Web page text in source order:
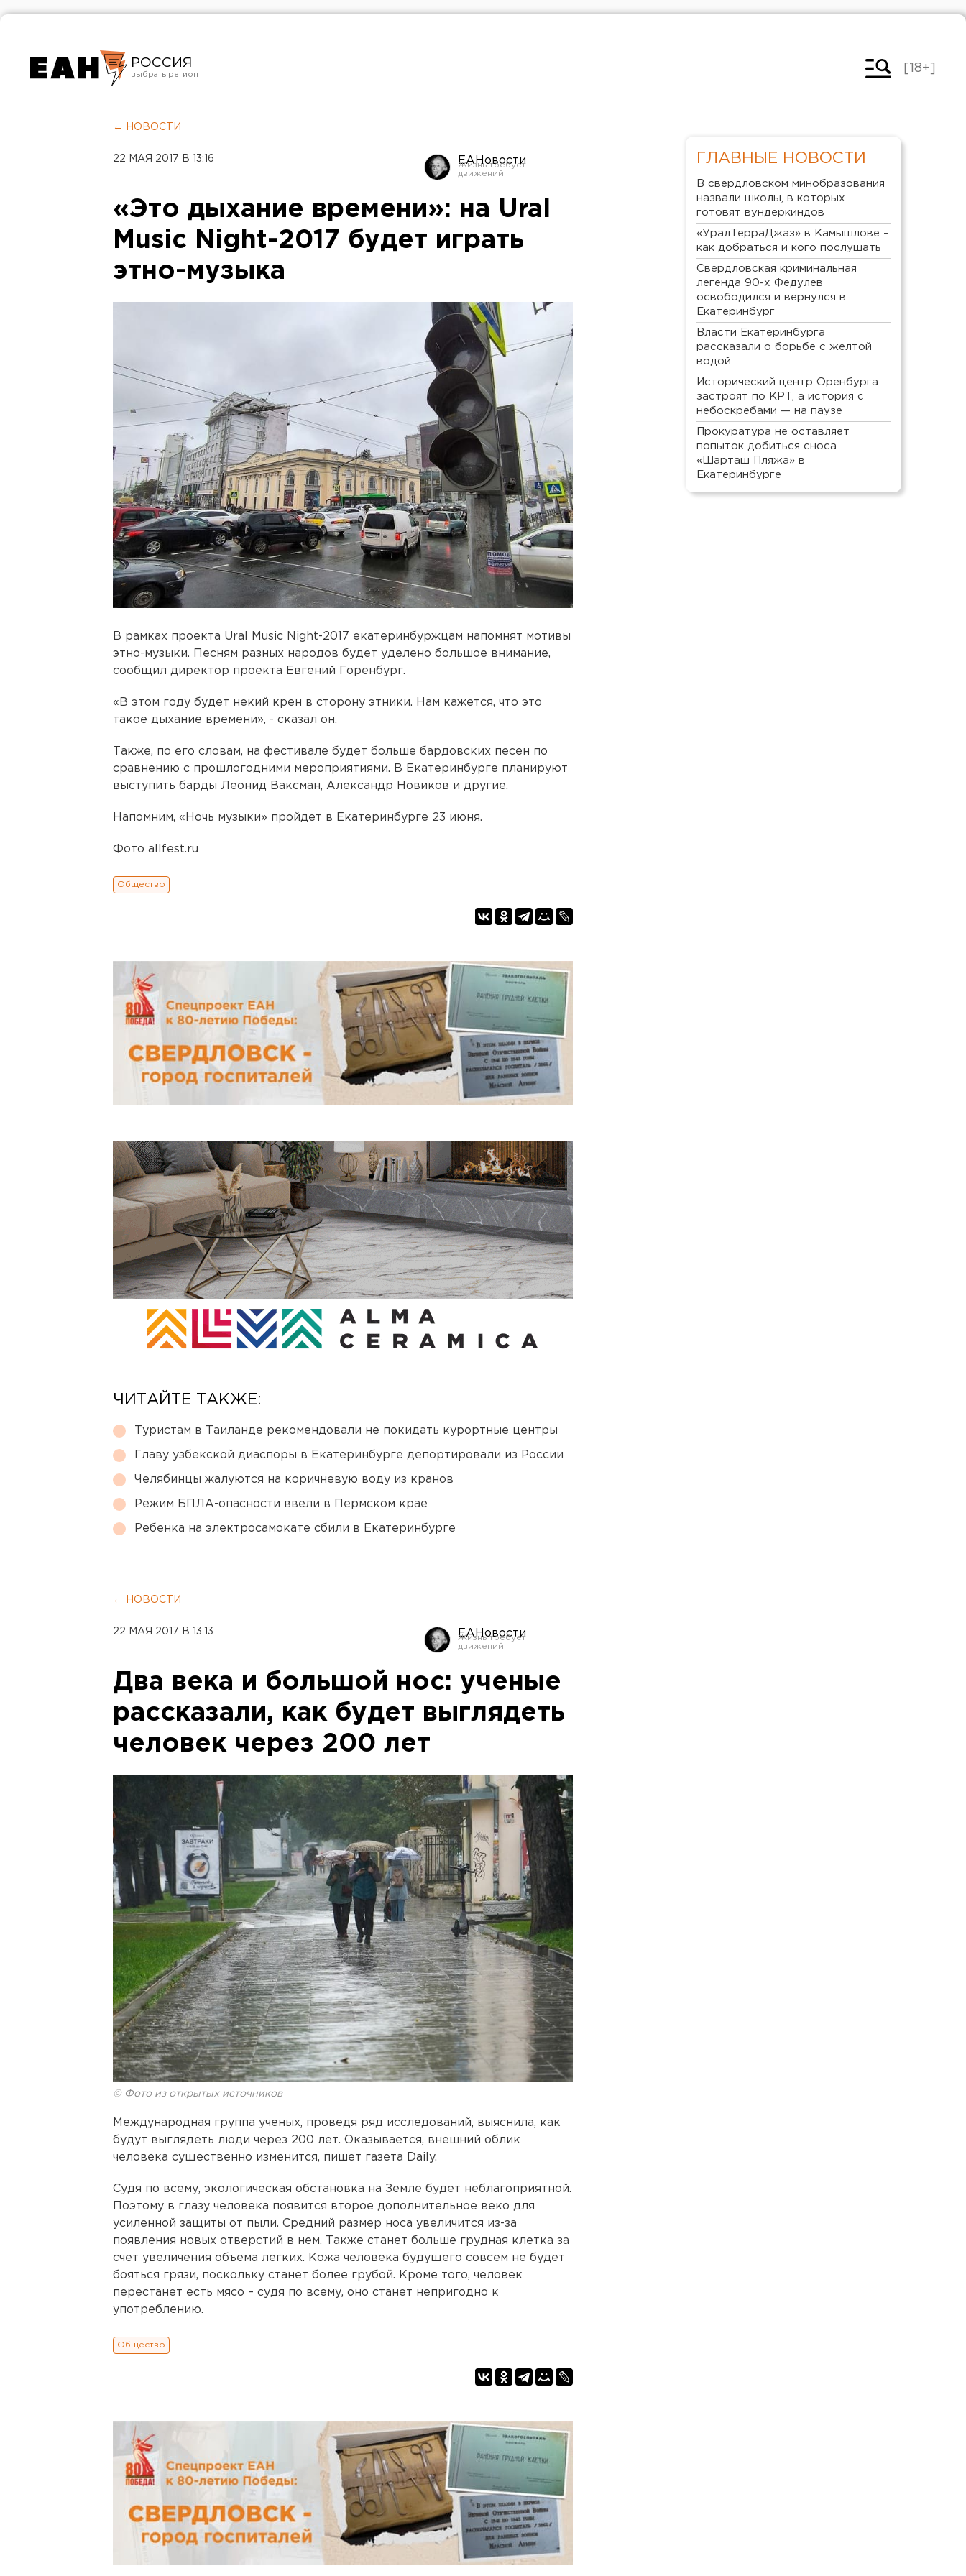
РОССИЯ
Челябинск
[18+]
← НОВОСТИ
22 МАЯ 2017 В 13:16 ЕАНовости
«Это дыхание времени»: на Ural
Music Night-2017 будет играть
этно-музыка
В рамках проекта Ural Music Night-2017 екатеринбуржцам напомнят мотивы
этно-музыки. Песням разных народов будет уделено большое внимание,
сообщил директор проекта Евгений Горенбург.
«В этом году будет некий крен в сторону этники. Нам кажется, что это
такое дыхание времени», - сказал он.
Также, по его словам, на фестивале будет больше бардовских песен по
сравнению с прошлогодними мероприятиями. В Екатеринбурге планируют
выступить барды Леонид Ваксман, Александр Новиков и другие.
Напомним, «Ночь музыки» пройдет в Екатеринбурге 23 июня.
Фото allfest.ru
Общество
ЧИТАЙТЕ ТАКЖЕ:
Туристам в Таиланде рекомендовали не покидать курортные центры
Главу узбекской диаспоры в Екатеринбурге депортировали из России
Челябинцы жалуются на коричневую воду из кранов
Режим БПЛА-опасности ввели в Пермском крае
Ребенка на электросамокате сбили в Екатеринбурге
← НОВОСТИ
22 МАЯ 2017 В 13:13 ЕАНовости
Два века и большой нос: ученые
рассказали, как будет выглядеть
человек через 200 лет
© Фото из открытых источников
Международная группа ученых, проведя ряд исследований, выяснила, как
будут выглядеть люди через 200 лет. Оказывается, внешний облик
человека существенно изменится, пишет газета Daily.
Судя по всему, экологическая обстановка на Земле будет неблагоприятной.
Поэтому в глазу человека появится второе дополнительное веко для
усиленной защиты от пыли. Средний размер носа увеличится из-за
появления новых отверстий в нем. Также станет больше грудная клетка за
счет увеличения объема легких. Кожа человека будущего совсем не будет
бояться грязи, поскольку станет более грубой. Кроме того, человек
перестанет есть мясо – судя по всему, оно станет непригодно к
употреблению.
Общество
ГЛАВНЫЕ НОВОСТИ
В свердловском минобразования
назвали школы, в которых
готовят вундеркиндов
«УралТерраДжаз» в Камышлове –
как добраться и кого послушать
Свердловская криминальная
легенда 90-х Федулев
освободился и вернулся в
Екатеринбург
Власти Екатеринбурга
рассказали о борьбе с желтой
водой
Исторический центр Оренбурга
застроят по КРТ, а история с
небоскребами — на паузе
Прокуратура не оставляет
попыток добиться сноса
«Шарташ Пляжа» в
Екатеринбурге